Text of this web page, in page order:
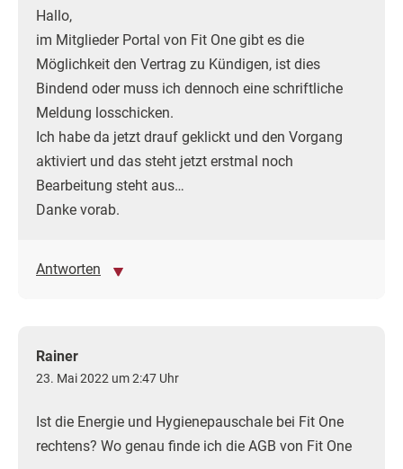
Hallo,
im Mitglieder Portal von Fit One gibt es die
Möglichkeit den Vertrag zu Kündigen, ist dies
Bindend oder muss ich dennoch eine schriftliche
Meldung losschicken.
Ich habe da jetzt drauf geklickt und den Vorgang
aktiviert und das steht jetzt erstmal noch
Bearbeitung steht aus…
Danke vorab.
Antworten
Rainer
23. Mai 2022 um 2:47 Uhr
Ist die Energie und Hygienepauschale bei Fit One
rechtens? Wo genau finde ich die AGB von Fit One